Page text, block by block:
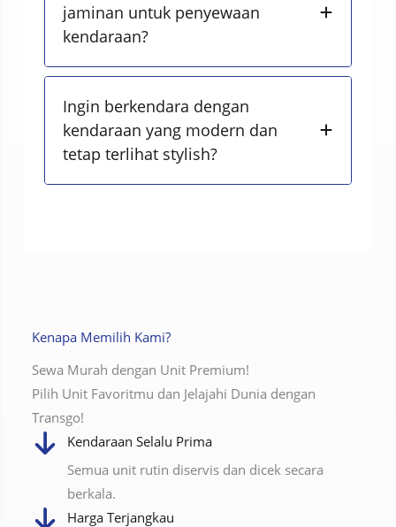
jaminan untuk penyewaan
kendaraan?
Ingin berkendara dengan
kendaraan yang modern dan
tetap terlihat stylish?
Kenapa Memilih Kami?
Sewa Murah dengan Unit Premium!
Pilih Unit Favoritmu dan Jelajahi Dunia dengan
Transgo!
Kendaraan Selalu Prima
Semua unit rutin diservis dan dicek secara
berkala.
Harga Terjangkau